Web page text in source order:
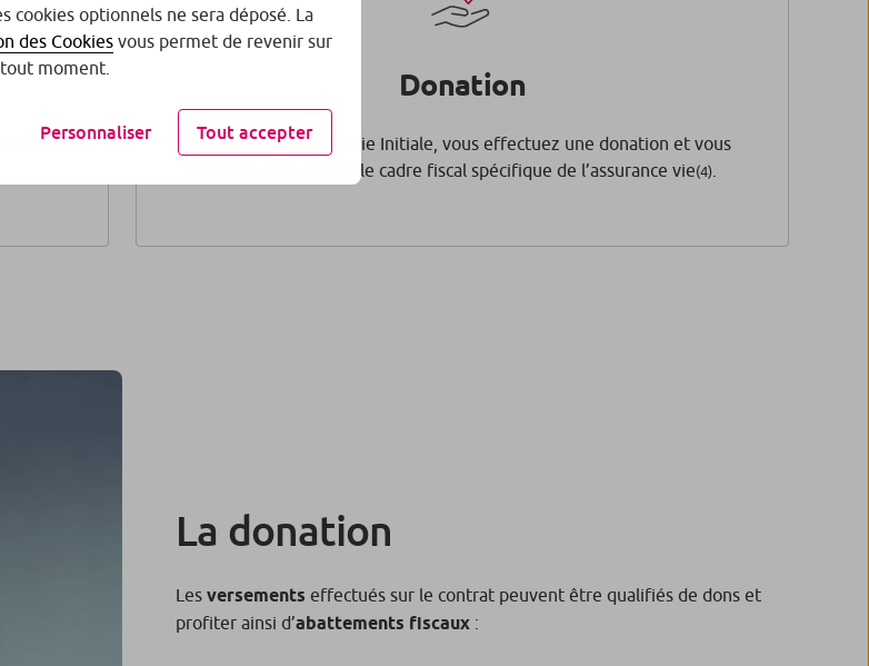
Donation
Avec le contrat Millevie Initiale, vous effectuez une donation et vous
offrez à votre enfant le cadre fiscal spécifique de l’assurance vie(4)
La donation
Les versements effectués sur le contrat peuvent être qualifiés de dons et
profiter ainsi d’abattements fiscaux :
cookies optionnels ne sera déposé. La
des Cookies vous permet de revenir sur
moment.
Personnaliser Tout accepter